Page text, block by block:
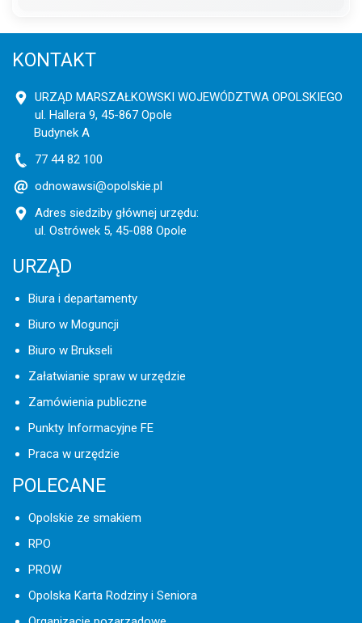
KONTAKT
URZĄD MARSZAŁKOWSKI WOJEWÓDZTWA OPOLSKIEGO
ul. Hallera 9, 45-867 Opole
Budynek A
77 44 82 100
odnowawsi@opolskie.pl
Adres siedziby głównej urzędu:
ul. Ostrówek 5, 45-088 Opole
URZĄD
Biura i departamenty
Biuro w Moguncji
Biuro w Brukseli
Załatwianie spraw w urzędzie
Zamówienia publiczne
Punkty Informacyjne FE
Praca w urzędzie
POLECANE
Opolskie ze smakiem
RPO
PROW
Opolska Karta Rodziny i Seniora